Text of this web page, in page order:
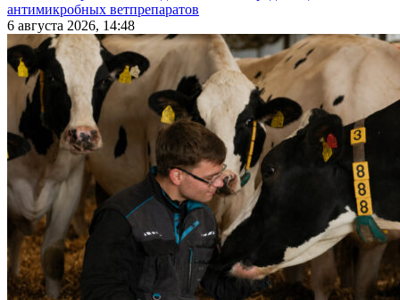
антимикробных ветпрепаратов
6 августа 2026, 14:48